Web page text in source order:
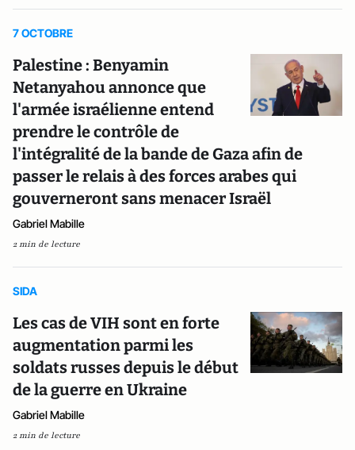
7 OCTOBRE
Palestine : Benyamin
Netanyahou annonce que
l'armée israélienne entend
prendre le contrôle de
l'intégralité de la bande de Gaza afin de
passer le relais à des forces arabes qui
gouverneront sans menacer Israël
Gabriel Mabille
2 min de lecture
SIDA
Les cas de VIH sont en forte
augmentation parmi les
soldats russes depuis le début
de la guerre en Ukraine
Gabriel Mabille
2 min de lecture